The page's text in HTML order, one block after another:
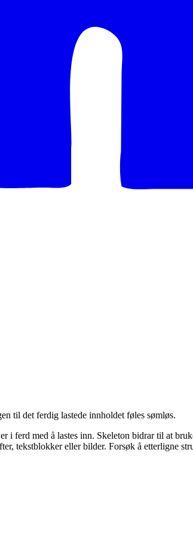
til det ferdig lastede innholdet føles sømløs.
i ferd med å lastes inn. Skeleton bidrar til at
tekstblokker eller bilder. Forsøk å etterligne